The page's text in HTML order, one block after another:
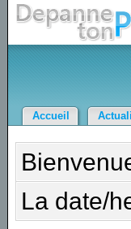
Accueil
La date/